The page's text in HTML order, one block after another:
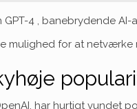
GPT-4 , banebrydende AI-
mulighed for at
har hurtigt vundet